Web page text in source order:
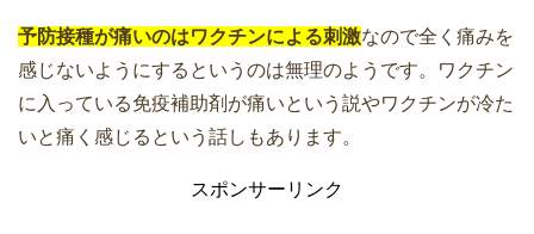
予防接種が痛いのはワクチンによる刺激なので全く痛みを
感じないようにするというのは無理のようです。ワクチン
に入っている免疫補助剤が痛いという説やワクチンが冷た
いと痛く感じるという話しもあります。
スポンサーリンク